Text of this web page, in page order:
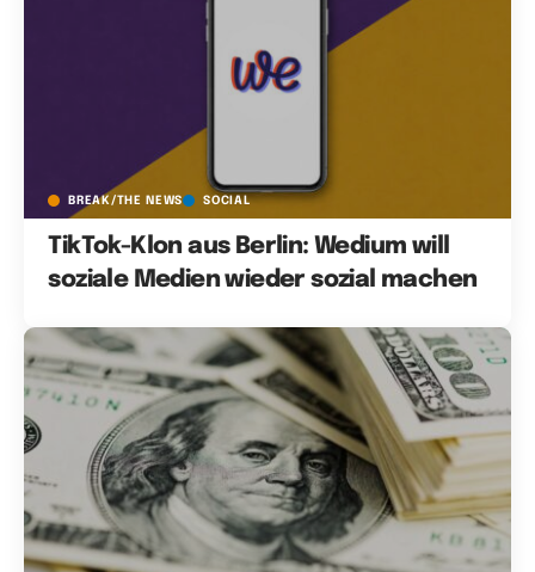
BREAK/THE NEWS SOCIAL
TikTok-Klon aus Berlin: Wedium will
soziale Medien wieder sozial machen